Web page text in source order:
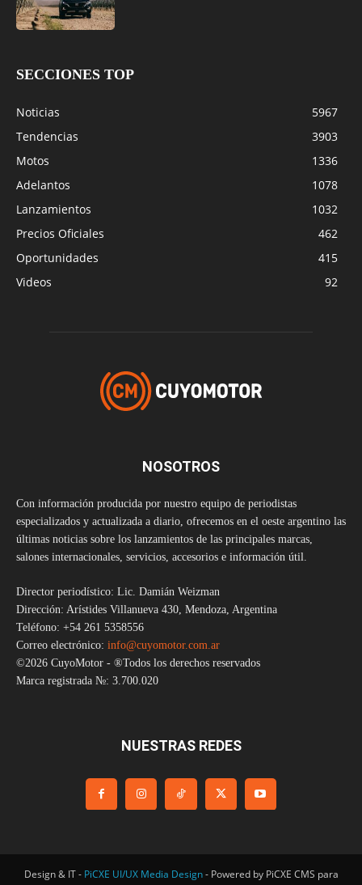
SECCIONES TOP
Noticias
5967
Tendencias
3903
Motos
1336
Adelantos
1078
Lanzamientos
1032
Precios Oficiales
462
Oportunidades
415
Videos
92
NOSOTROS
Con información producida por nuestro equipo de periodistas
especializados y actualizada a diario, ofrecemos en el oeste argentino las
últimas noticias sobre los lanzamientos de las principales marcas,
salones internacionales, servicios, accesorios e información útil.
Director periodístico: Lic. Damián Weizman
Dirección: Arístides Villanueva 430, Mendoza, Argentina
Teléfono: +54 261 5358556
Correo electrónico: info@cuyomotor.com.ar
©2026 CuyoMotor - ®Todos los derechos reservados
Marca registrada №: 3.700.020
NUESTRAS REDES
Design & IT - PiCXE UI/UX Media Design- Powered by PiCXE CMS para